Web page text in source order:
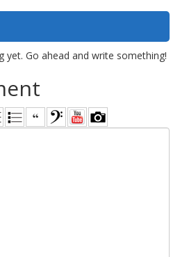
Go ahead and write something!